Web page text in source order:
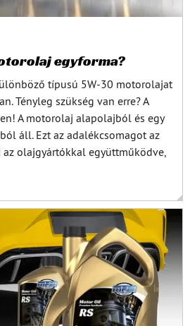
egyforma?
típusú 5W-30 motorolajat
Tényleg szükség van erre? A
A motorolaj alapolajból és egy
áll. Ezt az adalékcsomagot az
olajgyártókkal együttműködve,